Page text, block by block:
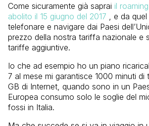
Come sicuramente già saprai il
abolito il 15 giugno del 2017
, e da
telefonare e navigare dai Paesi
prezzo della nostra tariffa nazionale e
tariffe aggiuntive.
Io che ad esempio ho un piano
7 al mese mi garantisce 1000 minuti
GB di Internet, quando sono in un
Europea consumo solo le soglie del
fossi in Italia.